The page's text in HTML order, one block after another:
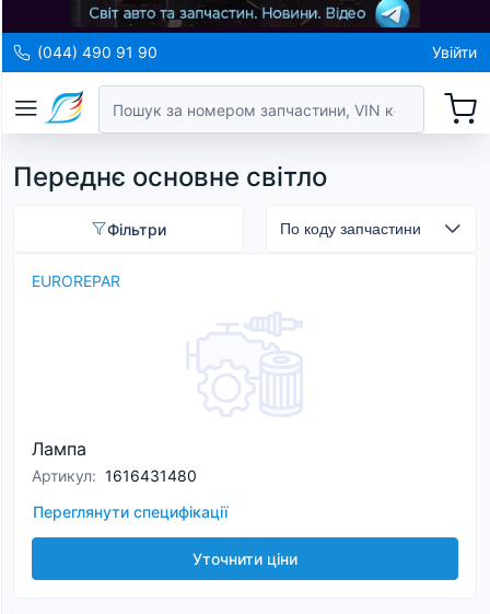
(044) 490 91 90 Увійти
Переднє основне світло
Фільтри
EUROREPAR
Лампа
Артикул: 1616431480
Переглянути специфікації
Уточнити ціни